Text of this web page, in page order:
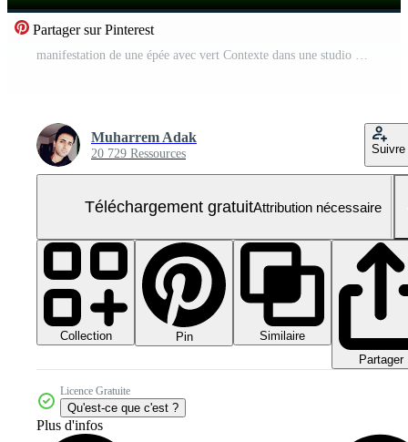
Partager sur Pinterest
manifestation de une épée avec vert Contexte dans une studio réglage Vidéo Gratuite
Muharrem Adak
20 729 Ressources Suivre
Téléchargement gratuitAttribution nécessaire
Collection Pin
Similaire
Partager
Licence Gratuite
Qu'est-ce que c'est ?
Plus d'infos